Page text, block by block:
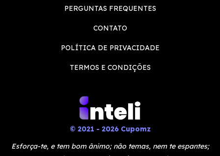
PERGUNTAS FREQUENTES
CONTATO
POLÍTICA DE PRIVACIDADE
TERMOS E CONDIÇÕES
© 2021 - 2026 Cupomz
Esforça-te, e tem bom ânimo; não temas, nem te espantes;